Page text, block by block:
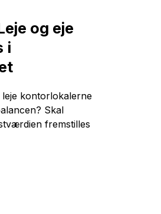
og eje
i
kontorlokalerne
Skal
fremstilles